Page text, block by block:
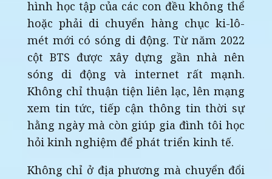
hình học tập của các con đều không thể
hoặc phải di chuyển hàng chục ki-lô-
mét mới có sóng di động. Từ năm 2022
cột BTS được xây dựng gần nhà nên
sóng di động và internet rất mạnh.
Không chỉ thuận tiện liên lạc, lên mạng
xem tin tức, tiếp cận thông tin thời sự
hằng ngày mà còn giúp gia đình tôi học
hỏi kinh nghiệm để phát triển kinh tế.
Không chỉ ở địa phương mà chuyển đổi